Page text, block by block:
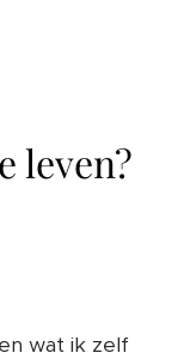
leven?
wat ik zelf